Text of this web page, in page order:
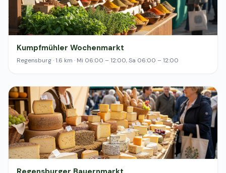
Kumpfmühler Wochenmarkt
Regensburg · 1.6 km · Mi 06:00 – 12:00, Sa 06:00 – 12:00